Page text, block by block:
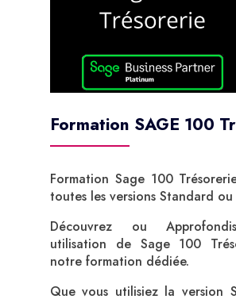
Formation SAGE 100
Formation Sage 100
toutes les versions Standard ou
Découvrez ou
utilisation de Sage 100
notre formation dédiée.
Que vous utilisiez la version